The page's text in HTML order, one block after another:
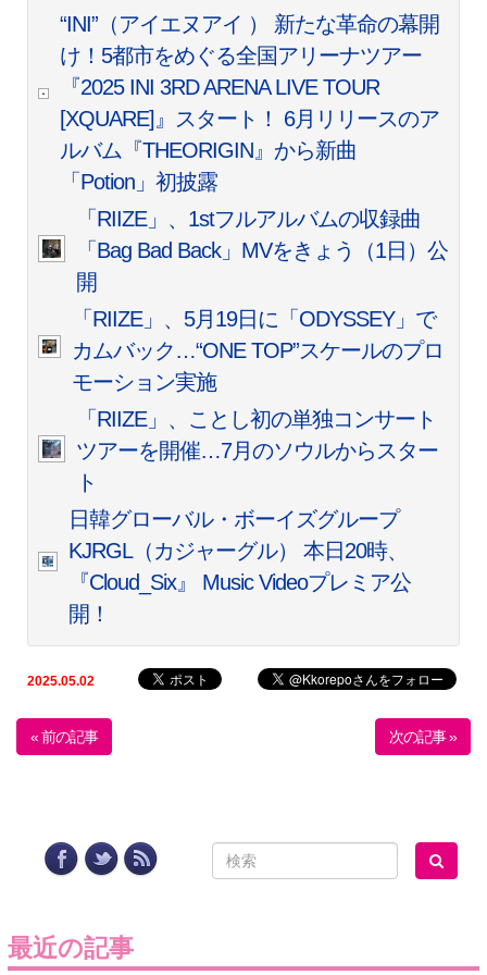
“INI”（アイエヌアイ ） 新たな革命の幕開
け！5都市をめぐる全国アリーナツアー
『2025 INI 3RD ARENA LIVE TOUR
[XQUARE]』スタート！ 6月リリースのア
ルバム『THEORIGIN』から新曲
「Potion」初披露
「RIIZE」、1stフルアルバムの収録曲
「Bag Bad Back」MVをきょう（1日）公
開
「RIIZE」、5月19日に「ODYSSEY」で
カムバック…“ONE TOP”スケールのプロ
モーション実施
「RIIZE」、ことし初の単独コンサート
ツアーを開催…7月のソウルからスター
ト
日韓グローバル・ボーイズグループ
KJRGL（カジャーグル） 本日20時、
『Cloud_Six』 Music Videoプレミア公
開！
2025.05.02
« 前の記事 次の記事 »
最近の記事